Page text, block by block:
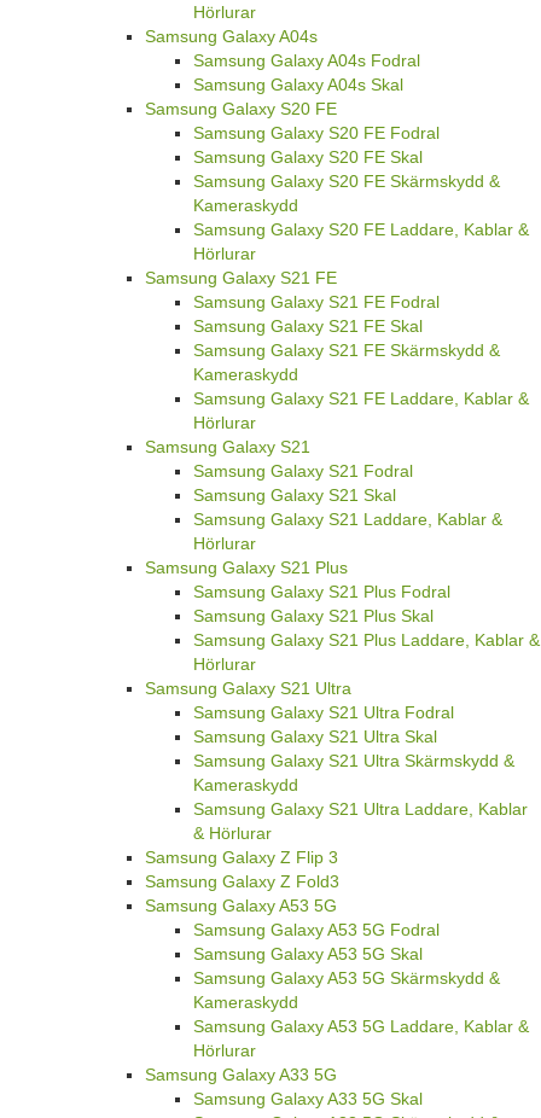
Hörlurar
Samsung Galaxy A04s
Samsung Galaxy A04s Fodral
Samsung Galaxy A04s Skal
Samsung Galaxy S20 FE
Samsung Galaxy S20 FE Fodral
Samsung Galaxy S20 FE Skal
Samsung Galaxy S20 FE Skärmskydd &
Kameraskydd
Samsung Galaxy S20 FE Laddare, Kablar &
Hörlurar
Samsung Galaxy S21 FE
Samsung Galaxy S21 FE Fodral
Samsung Galaxy S21 FE Skal
Samsung Galaxy S21 FE Skärmskydd &
Kameraskydd
Samsung Galaxy S21 FE Laddare, Kablar &
Hörlurar
Samsung Galaxy S21
Samsung Galaxy S21 Fodral
Samsung Galaxy S21 Skal
Samsung Galaxy S21 Laddare, Kablar &
Hörlurar
Samsung Galaxy S21 Plus
Samsung Galaxy S21 Plus Fodral
Samsung Galaxy S21 Plus Skal
Samsung Galaxy S21 Plus Laddare, Kablar &
Hörlurar
Samsung Galaxy S21 Ultra
Samsung Galaxy S21 Ultra Fodral
Samsung Galaxy S21 Ultra Skal
Samsung Galaxy S21 Ultra Skärmskydd &
Kameraskydd
Samsung Galaxy S21 Ultra Laddare, Kablar
& Hörlurar
Samsung Galaxy Z Flip 3
Samsung Galaxy Z Fold3
Samsung Galaxy A53 5G
Samsung Galaxy A53 5G Fodral
Samsung Galaxy A53 5G Skal
Samsung Galaxy A53 5G Skärmskydd &
Kameraskydd
Samsung Galaxy A53 5G Laddare, Kablar &
Hörlurar
Samsung Galaxy A33 5G
Samsung Galaxy A33 5G Skal